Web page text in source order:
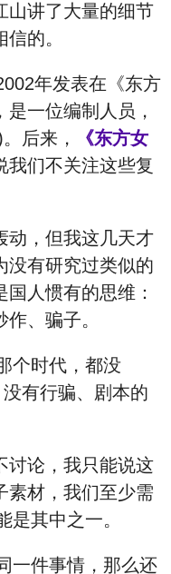
山讲了大量的细节
的。
年发表在《东方
一位编制人员，
后来，
《东方女
我们不关注这些复
动，但我这几天才
没有研究过类似的
人惯有的思维：
作、骗子。
个时代，都没
有行骗、剧本的
讨论，我只能说这
素材，我们至少需
是其中之一。
一件事情，那么还